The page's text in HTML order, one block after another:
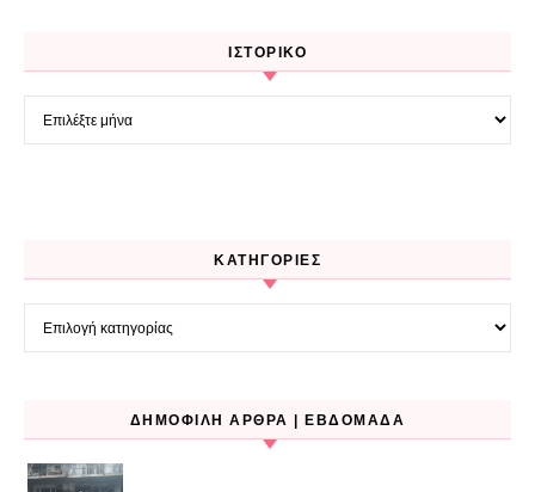
ΙΣΤΟΡΙΚΌ
KΑΤΗΓΟΡΊΕΣ
ΔΗΜΟΦΙΛΉ ΆΡΘΡΑ | ΕΒΔΟΜΆΔΑ